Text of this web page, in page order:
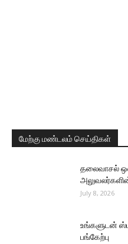
மேற்கு மண்டலம் செய்திகள்
தலைவாசல்
July 8, 2026
உங்களுடன்
பங்கேற்பு